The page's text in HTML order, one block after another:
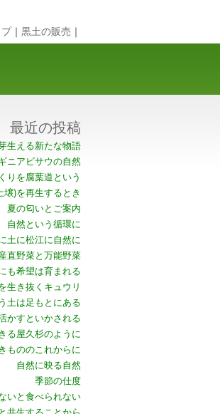
｜ 黒土の販売 ｜
最近の投稿
生える新たな物語
ニアビサウの自然
りを腐葉道という
壌)を再生するとき
夏の匂いとご案内
自然という循環に
土に松江に自然に
直野菜と万能野菜
も希望は育まれる
生き抜くキュウリ
土は足もとにある
かすといかされる
る屋久杉のように
もののこれからに
自然に映る自然
季節の仕度
いと食べられない